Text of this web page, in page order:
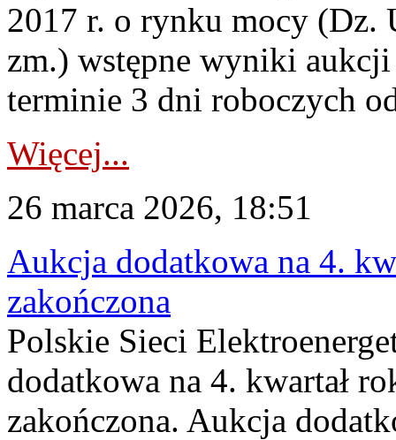
2017 r. o rynku mocy (Dz.
zm.) wstępne wyniki
terminie 3 dni roboczych
Więcej...
26 marca 2026, 18:51
Aukcja dodatkowa na 4.
zakończona
Polskie Sieci
dodatkowa na 4. kwartał
zakończona. Aukcja